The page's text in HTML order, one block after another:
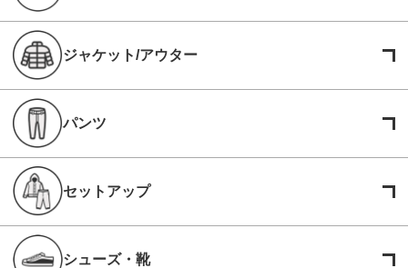
ジャケット/アウター
パンツ
セットアップ
シューズ・靴